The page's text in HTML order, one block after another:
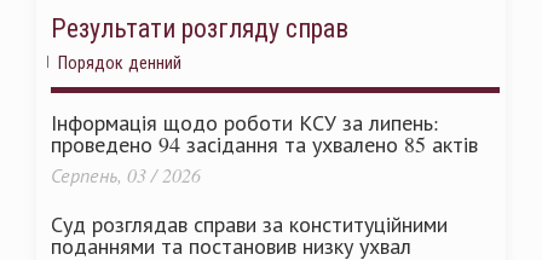
Результати розгляду справ
Порядок денний
Інформація щодо роботи КСУ за липень:
проведено 94 засідання та ухвалено 85 актів
Серпень, 03 / 2026
Суд розглядав справи за конституційними
поданнями та постановив низку ухвал